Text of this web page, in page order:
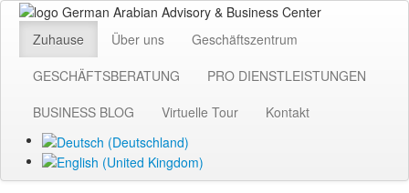
Zuhause Über uns
Geschäftszentrum
GESCHÄFTSBERATUNG
PRO DIENSTLEISTUNGEN
BUSINESS BLOG
Virtuelle Tour Kontakt